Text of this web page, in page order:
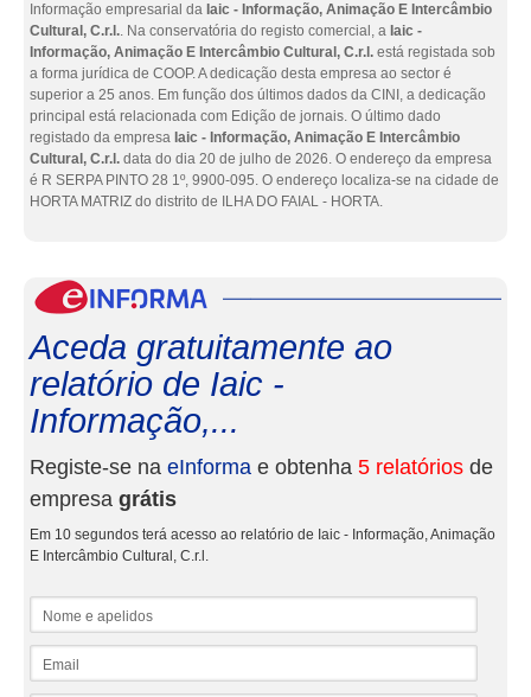
Informação empresarial da Iaic - Informação, Animação E Intercâmbio
Cultural, C.r.l.. Na conservatória do registo comercial, a Iaic -
Informação, Animação E Intercâmbio Cultural, C.r.l. está registada sob
a forma jurídica de COOP. A dedicação desta empresa ao sector é
superior a 25 anos. Em função dos últimos dados da CINI, a dedicação
principal está relacionada com Edição de jornais. O último dado
registado da empresa Iaic - Informação, Animação E Intercâmbio
Cultural, C.r.l. data do dia 20 de julho de 2026. O endereço da empresa
é R SERPA PINTO 28 1º, 9900-095. O endereço localiza-se na cidade de
HORTA MATRIZ do distrito de ILHA DO FAIAL - HORTA.
Aceda gratuitamente ao
relatório de Iaic -
Informação,...
Registe-se na eInforma e obtenha 5 relatórios de
empresa grátis
Em 10 segundos terá acesso ao relatório de Iaic - Informação, Animação
E Intercâmbio Cultural, C.r.l.